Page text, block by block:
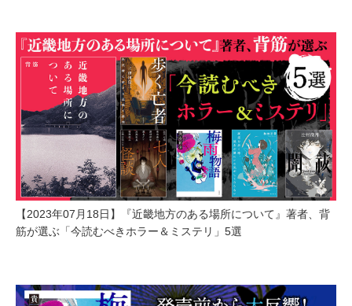
【2023年07月18日】『近畿地方のある場所について』著者、背
筋が選ぶ「今読むべきホラー＆ミステリ」5選